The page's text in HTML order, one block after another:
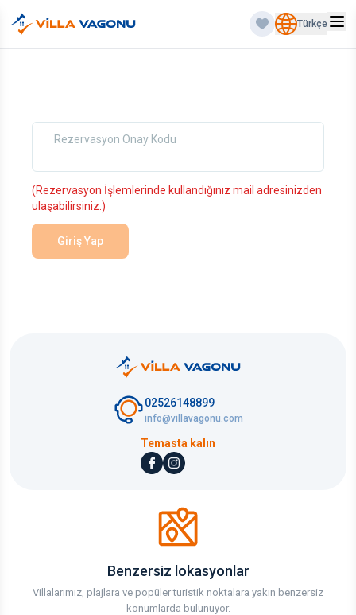
Türkçe
Rezervasyon Onay Kodu
(Rezervasyon İşlemlerinde kullandığınız mail adresinizden
ulaşabilirsiniz.)
Giriş Yap
02526148899
info@villavagonu.com
Temasta kalın
Benzersiz lokasyonlar
Villalarımız, plajlara ve popüler turistik noktalara yakın benzersiz
konumlarda bulunuyor.